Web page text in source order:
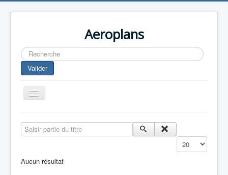
Aeroplans
Rechercher
Valider
Toggle
Navigation
Aviation Commerciale
Saisir partie du titre
Affichage #
Aucun résultat